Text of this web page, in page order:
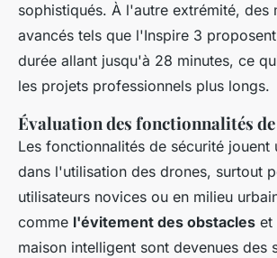
sophistiqués. À l'autre extrémité, des
avancés tels que l'Inspire 3
durée allant jusqu'à 28 minutes, ce
les projets professionnels plus longs.
Évaluation des fonctionnalités
Les fonctionnalités de sécurité jouent
dans l'utilisation des drones, surtout
utilisateurs novices ou en milieu
comme l'évitement des obstacles et
maison intelligent sont devenues des